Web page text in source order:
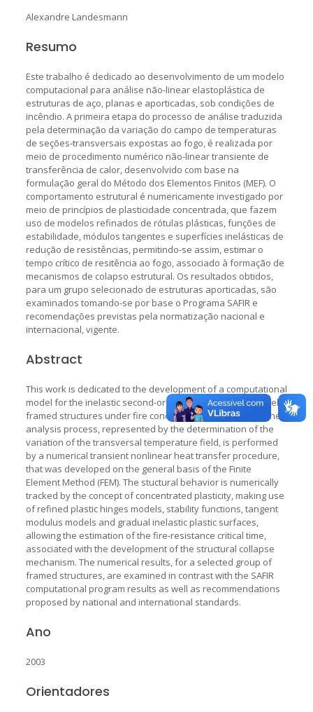
Alexandre Landesmann
Resumo
Este trabalho é dedicado ao desenvolvimento de um modelo
computacional para análise não-linear elastoplástica de
estruturas de aço, planas e aporticadas, sob condições de
incêndio. A primeira etapa do processo de análise traduzida
pela determinação da variação do campo de temperaturas
de seções-transversais expostas ao fogo, é realizada por
meio de procedimento numérico não-linear transiente de
transferência de calor, desenvolvido com base na
formulação geral do Método dos Elementos Finitos (MEF). O
comportamento estrutural é numericamente investigado por
meio de princípios de plasticidade concentrada, que fazem
uso de modelos refinados de rótulas plásticas, funções de
estabilidade, módulos tangentes e superfícies inelásticas de
redução de resistências, permitindo-se assim, estimar o
tempo crítico de resitência ao fogo, associado à formação de
mecanismos de colapso estrutural. Os resultados obtidos,
para um grupo selecionado de estruturas aporticadas, são
examinados tomando-se por base o Programa SAFIR e
recomendações previstas pela normatização nacional e
internacional, vigente.
Abstract
This work is dedicated to the development of a computational
model for the inelastic second-order analysis of plane steel-
framed structures under fire conditions. The first step of the
analysis process, represented by the determination of the
variation of the transversal temperature field, is performed
by a numerical transient nonlinear heat transfer procedure,
that was developed on the general basis of the Finite
Element Method (FEM). The stuctural behavior is numerically
tracked by the concept of concentrated plasticity, making use
of refined plastic hinges models, stability functions, tangent
modulus models and gradual inelastic plastic surfaces,
allowing the estimation of the fire-resistance critical time,
associated with the development of the structural collapse
mechanism. The numerical results, for a selected group of
framed structures, are examined in contrast with the SAFIR
computational program results as well as recommendations
proposed by national and international standards.
Ano
2003
Orientadores